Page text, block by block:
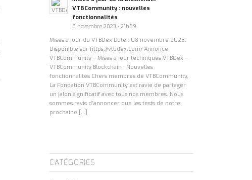
VTBCommunity : nouvelles
fonctionnalités
8 novembre 2023 - 21h59
Mises à jour du VTBDex Date : 08 novembre 2023.
Disponible sur https://vtbdex.com/ Annonce
VTBCommunity – Mises à jour techniques VTBDex –
VTBCommunity Blockchain : Nouvelles
fonctionnalités Chers membres de VTBCommunity,
La Fondation VTBCommunity est ravie de partager
un jalon significatif avec tous nos membres. Nous
sommes ravis d’annoncer que les tests de notre
prochaine […]
CATÉGORIES